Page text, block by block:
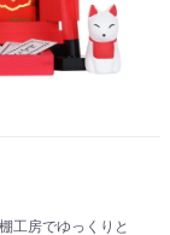
工房でゆっくりと